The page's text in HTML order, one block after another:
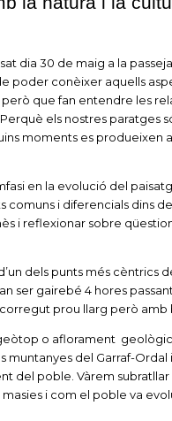
dia 30 de maig a la
poder conèixer aquells
que fan entendre les
els nostres paratges
moments es produeixen
en la evolució del
comuns i diferencials dins
i reflexionar sobre
dels punts més cèntrics
ser gairebé 4 hores
prou llarg però amb
o aflorament
muntanyes del Garraf-
del poble. Vàrem
i com el poble va